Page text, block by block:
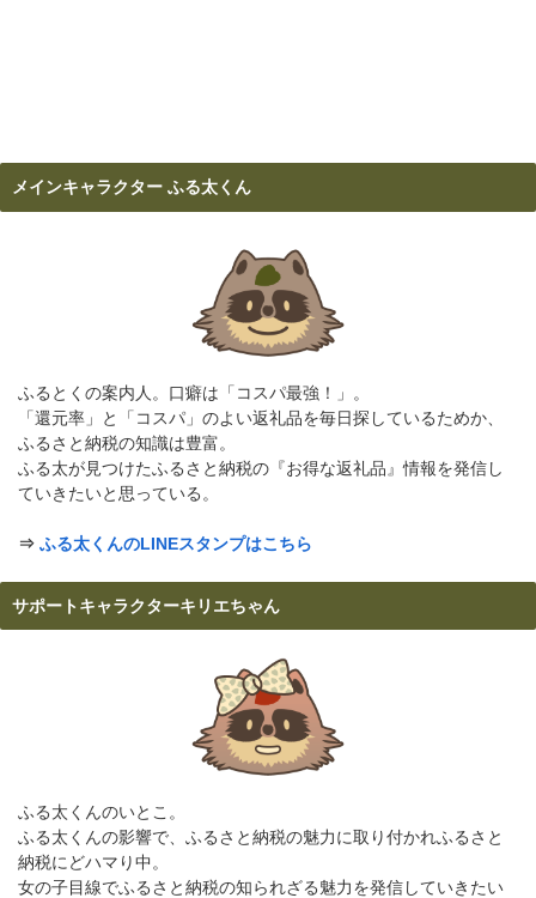
メインキャラクター ふる太くん
ふるとくの案内人。口癖は「コスパ最強！」。
「還元率」と「コスパ」のよい返礼品を毎日探しているためか、
ふるさと納税の知識は豊富。
ふる太が見つけたふるさと納税の『お得な返礼品』情報を発信し
ていきたいと思っている。
⇒ ふる太くんのLINEスタンプはこちら
サポートキャラクターキリエちゃん
ふる太くんのいとこ。
ふる太くんの影響で、ふるさと納税の魅力に取り付かれふるさと
納税にどハマり中。
女の子目線でふるさと納税の知られざる魅力を発信していきたい